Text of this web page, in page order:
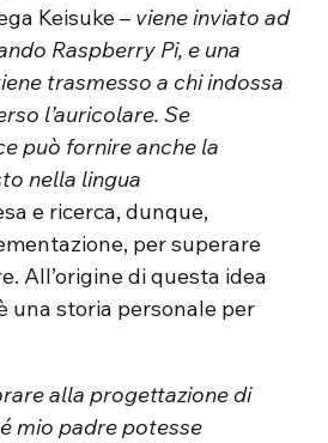
Keisuke – viene inviato ad
Raspberry Pi, e una
trasmesso a chi indossa
l’auricolare. Se
può fornire anche la
nella lingua
e ricerca, dunque,
per superare
All’origine di questa idea
una storia personale per
alla progettazione di
mio padre potesse